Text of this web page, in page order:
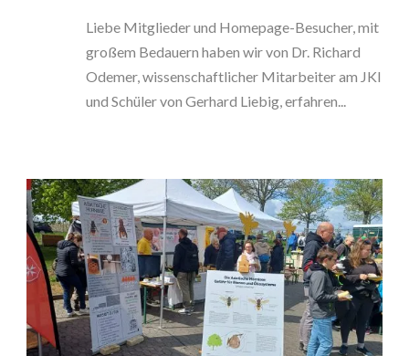
Liebe Mitglieder und Homepage-Besucher, mit
großem Bedauern haben wir von Dr. Richard
Odemer, wissenschaftlicher Mitarbeiter am JKI
und Schüler von Gerhard Liebig, erfahren...